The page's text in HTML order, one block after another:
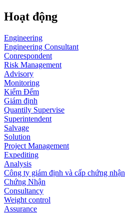
Hoạt động
Engineering
Engineering Consultant
Conrespondent
Risk Management
Advisory
Monitoring
Kiểm Đếm
Giám định
Quantily Supervise
Superintendent
Salvage
Solution
Project Management
Expediting
Analysis
Công ty giám định và cấp chứng nhận
Chứng Nhận
Consultancy
Weight control
Assurance